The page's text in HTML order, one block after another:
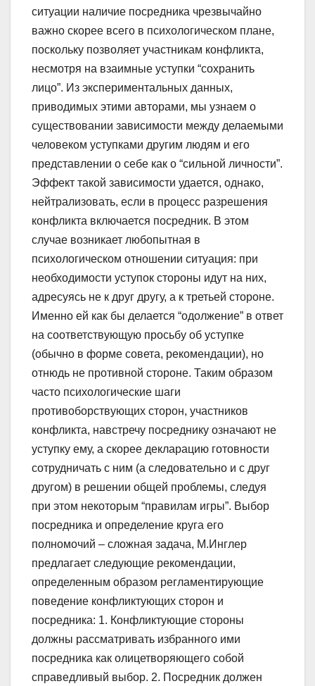
ситуации наличие посредника чрезвычайно
важно скорее всего в психологическом плане,
поскольку позволяет участникам конфликта,
несмотря на взаимные уступки “сохранить
лицо”. Из экспериментальных данных,
приводимых этими авторами, мы узнаем о
существовании зависимости между делаемыми
человеком уступками другим людям и его
представлении о себе как о “сильной личности”.
Эффект такой зависимости удается, однако,
нейтрализовать, если в процесс разрешения
конфликта включается посредник. В этом
случае возникает любопытная в
психологическом отношении ситуация: при
необходимости уступок стороны идут на них,
адресуясь не к друг другу, а к третьей стороне.
Именно ей как бы делается “одолжение” в ответ
на соответствующую просьбу об уступке
(обычно в форме совета, рекомендации), но
отнюдь не противной стороне. Таким образом
часто психологические шаги
противоборствующих сторон, участников
конфликта, навстречу посреднику означают не
уступку ему, а скорее декларацию готовности
сотрудничать с ним (а следовательно и с друг
другом) в решении общей проблемы, следуя
при этом некоторым “правилам игры”. Выбор
посредника и определение круга его
полномочий – сложная задача, М.Инглер
предлагает следующие рекомендации,
определенным образом регламентирующие
поведение конфликтующих сторон и
посредника: 1. Конфликтующие стороны
должны рассматривать избранного ими
посредника как олицетворяющего собой
справедливый выбор. 2. Посредник должен